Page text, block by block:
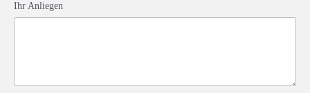
Ihr Anliegen